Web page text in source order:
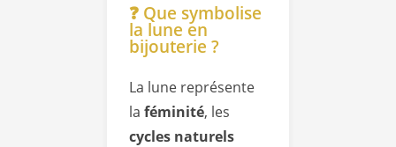
❓ Que symbolise
la lune en
bijouterie ?
La lune représente
la féminité, les
cycles naturels